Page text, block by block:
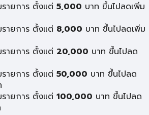
รายการ ตั้งแต่ 5,000 บาท ขึ้นไปลดเพิ่ม
รายการ ตั้งแต่ 8,000 บาท ขึ้นไปลดเพิ่ม
รายการ ตั้งแต่ 20,000 บาท ขึ้นไปลด
รายการ ตั้งแต่ 50,000 บาท ขึ้นไปลด
รายการ ตั้งแต่ 100,000 บาท ขึ้นไปลด